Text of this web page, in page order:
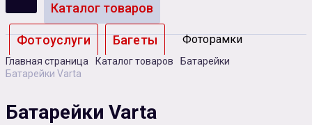
Каталог товаров
Фотоуслуги Багеты Фоторамки
Альбомы
Чернила
Главная страница Каталог товаров
Батарейки
Батарейки Varta
Батарейки Varta